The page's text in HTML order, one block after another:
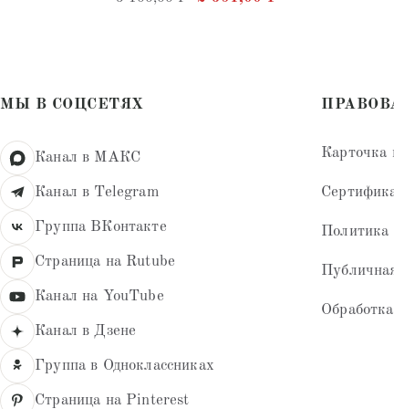
4.64
МЫ В СОЦСЕТЯХ
Канал в МАКС
Канал в Telegram
Группа ВКонтакте
Страница на Rutube
Канал на YouTube
Канал в Дзене
Группа в Одноклассниках
Страница на Pinterest
Карточка
Политика